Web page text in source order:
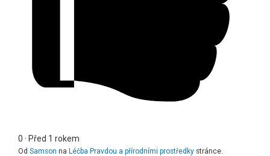
0 · Před 1 rokem
Od Samson na Léčba Pravdou a přírodními prostředky stránce.